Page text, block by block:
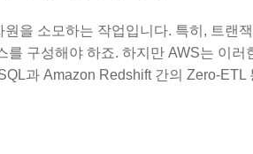
을 소모하는 작업입니다. 특히, 트랜
구성해야 하죠. 하지만 AWS는 이러
과 Amazon Redshift 간의 Zero-ETL